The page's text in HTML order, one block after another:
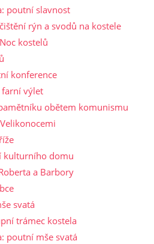
poutní slavnost
rýn a svodů na kostele
kostelů
konference
farní výlet
obětem komunismu
kulturního domu
a Barbory
svatá
trámec kostela
poutní mše svatá